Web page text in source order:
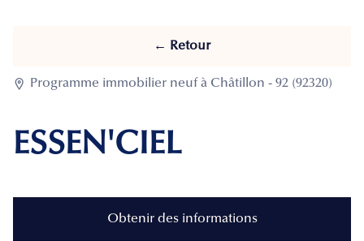
← Retour
 Programme immobilier neuf à Châtillon - 92 (92320)
ESSEN'CIEL
Obtenir des informations